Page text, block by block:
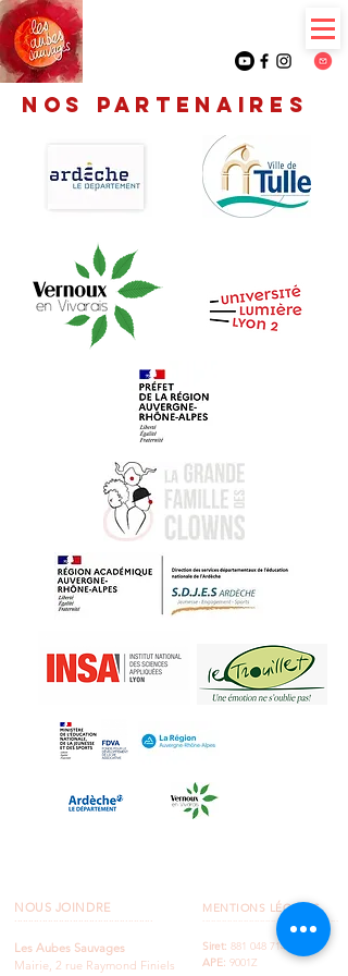
NOS PARTENAIRES
NOUS JOINDRE
..................................................
Les Aubes Sauvages
Mairie, 2 rue Raymond Finiels
MENTIONS LÉGALES
..................................................
Siret: 881 048 714 00029
APE: 9001Z